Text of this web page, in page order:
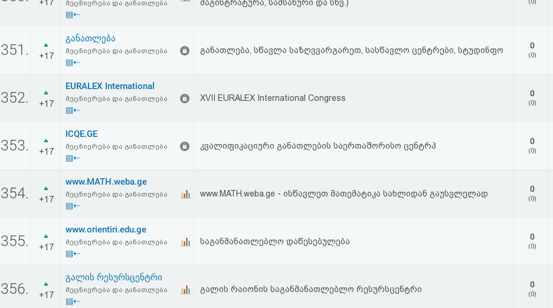
+17 მეცნიერება და განათლება
▤⇠
მაგისტრატურა, სამსახური და სხვ.)
351. +17
განათლება
მეცნიერება და განათლება
▤⇠
განათლება, სწავლა საზღვვარგარეთ, სასწავლო ცენტრები, სტუდინფო 0
(0)
352. +17
EURALEX International
მეცნიერება და განათლება
▤⇠
XVII EURALEX International Congress 0
(0)
353. +17
ICQE.GE
მეცნიერება და განათლება
▤⇠
კვალიფიკაციური განათლების საერთაშორისო ცენტრპ 0
(0)
354. +17
www.MATH.weba.ge
მეცნიერება და განათლება
▤⇠
www.MATH.weba.ge - ისწავლეთ მათემატიკა სახლიდან გაუსვლელად 0
(0)
355. +17
www.orientiri.edu.ge
მეცნიერება და განათლება
▤⇠
საგანმანათლებლო დაწესებულება 0
(0)
356. +17
გალის რესურსცენტრი
მეცნიერება და განათლება
▤⇠
გალის რაიონის საგანმანათლებლო რესურსცენტრი 0
(0)